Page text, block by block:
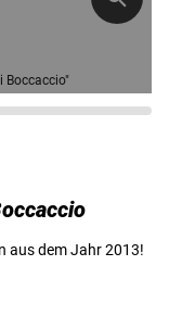
Boccaccio"
aus dem Jahr 2013!